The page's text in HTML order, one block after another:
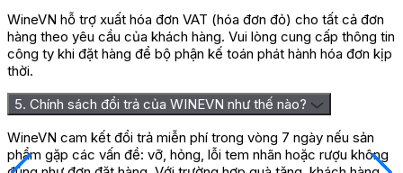
WineVN hỗ trợ xuất hóa đơn VAT (hóa đơn đỏ) cho tất cả đơn
hàng theo yêu cầu của khách hàng. Vui lòng cung cấp thông tin
công ty khi đặt hàng để bộ phận kế toán phát hành hóa đơn kịp
thời.
5. Chính sách đổi trả của WINEVN như thế nào?
WineVN cam kết đổi trả miễn phí trong vòng 7 ngày nếu sản
phẩm gặp các vấn đề: vỡ, hỏng, lỗi tem nhãn hoặc rượu không